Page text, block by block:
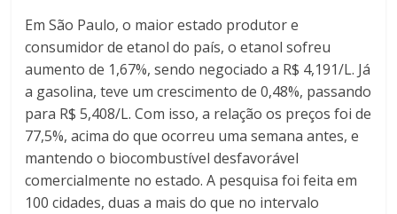
Em São Paulo, o maior estado produtor e
consumidor de etanol do país, o etanol sofreu
aumento de 1,67%, sendo negociado a R$ 4,191/L. Já
a gasolina, teve um crescimento de 0,48%, passando
para R$ 5,408/L. Com isso, a relação os preços foi de
77,5%, acima do que ocorreu uma semana antes, e
mantendo o biocombustível desfavorável
comercialmente no estado. A pesquisa foi feita em
100 cidades, duas a mais do que no intervalo